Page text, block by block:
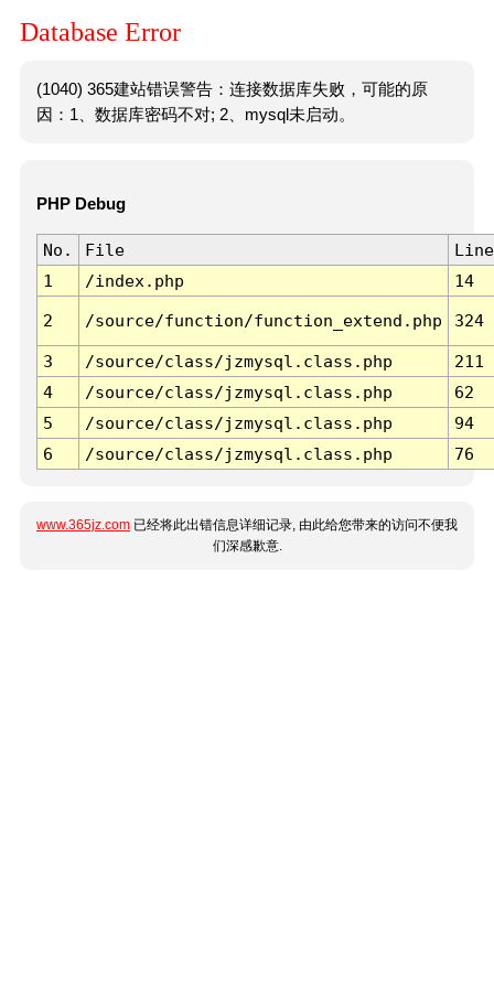
Database Error
(1040) 365建站错误警告：连接数据库失败，可能的原
因：1、数据库密码不对; 2、mysql未启动。
PHP Debug
No. File
Line
1
/index.php 14
2 /source/function/function_extend.php 324
3 /source/class/jzmysql.class.php
211
4
/source/class/jzmysql.class.php
62
5
/source/class/jzmysql.class.php
94
6
/source/class/jzmysql.class.php 76
www.365jz.com 已经将此出错信息详细记录, 由此给您带来的访问不便我
们深感歉意.